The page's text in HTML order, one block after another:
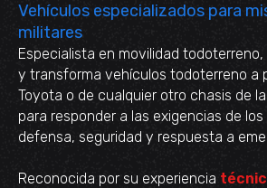
Vehículos especializados para
militares
Especialista en movilidad todoterreno,
y transforma vehículos todoterreno a
Toyota o de cualquier otro chasis de
para responder a las exigencias de
defensa, seguridad y respuesta a
Reconocida por su experiencia